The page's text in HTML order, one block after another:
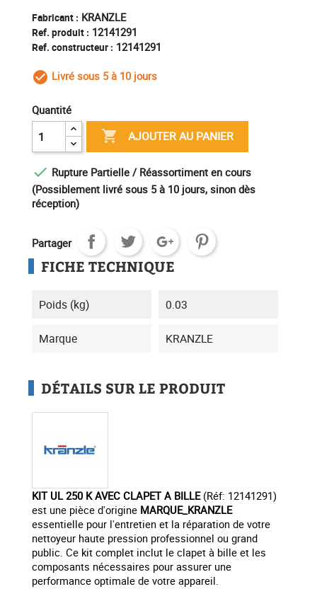
Fabricant : KRANZLE
Ref. produit : 12141291
Ref. constructeur : 12141291
check_circle_outline
Livré sous 5 à 10 jours
Quantité
 AJOUTER AU PANIER
 Rupture Partielle / Réassortiment en cours
(Possiblement livré sous 5 à 10 jours, sinon dès
réception)
Partager
FICHE TECHNIQUE
Poids (kg) 0.03
Marque KRANZLE
DÉTAILS SUR LE PRODUIT
KIT UL 250 K AVEC CLAPET A BILLE(Réf: 12141291)
est une pièce d'origine MARQUE_KRANZLE
essentielle pour l'entretien et la réparation de votre
nettoyeur haute pression professionnel ou grand
public. Ce kit complet inclut le clapet à bille et les
composants nécessaires pour assurer une
performance optimale de votre appareil.